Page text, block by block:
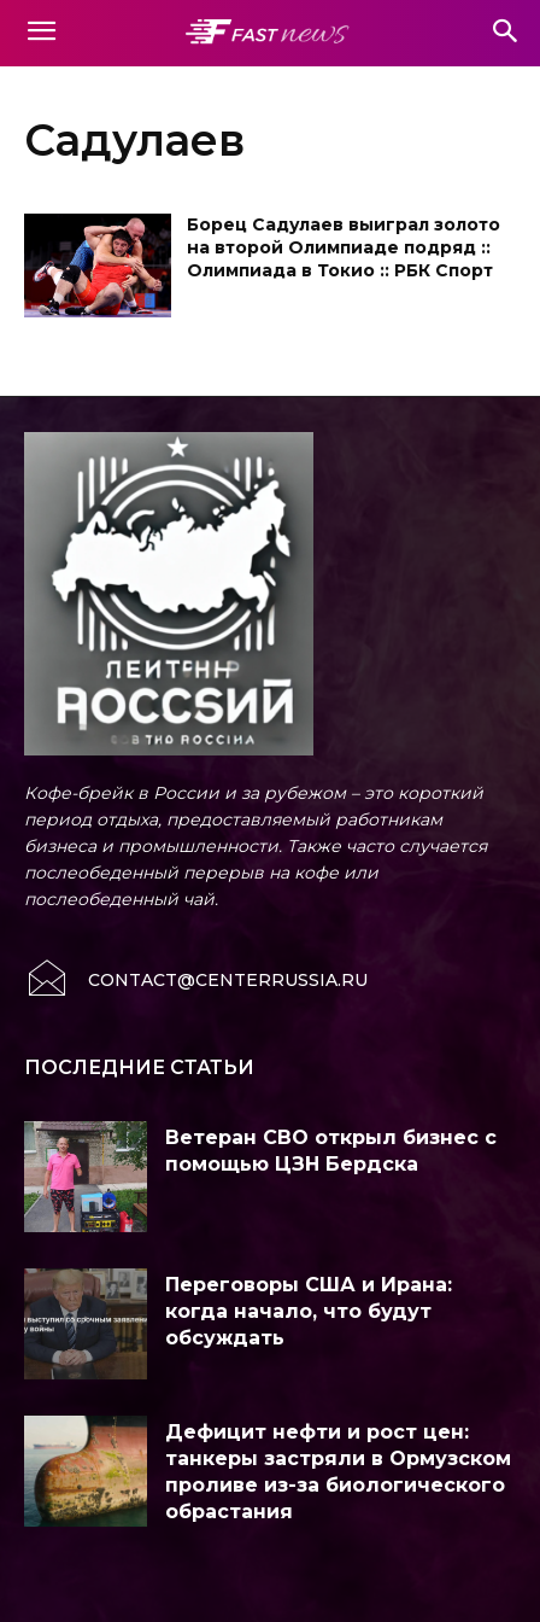
Садулаев
Борец Садулаев выиграл золото
на второй Олимпиаде подряд ::
Олимпиада в Токио :: РБК Спорт
Кофе-брейк в России и за рубежом – это короткий
период отдыха, предоставляемый работникам
бизнеса и промышленности. Также часто случается
послеобеденный перерыв на кофе или
послеобеденный чай.
CONTACT@CENTERRUSSIA.RU
ПОСЛЕДНИЕ СТАТЬИ
Ветеран СВО открыл бизнес с
помощью ЦЗН Бердска
Переговоры США и Ирана:
когда начало, что будут
обсуждать
Дефицит нефти и рост цен:
танкеры застряли в Ормузском
проливе из-за биологического
обрастания